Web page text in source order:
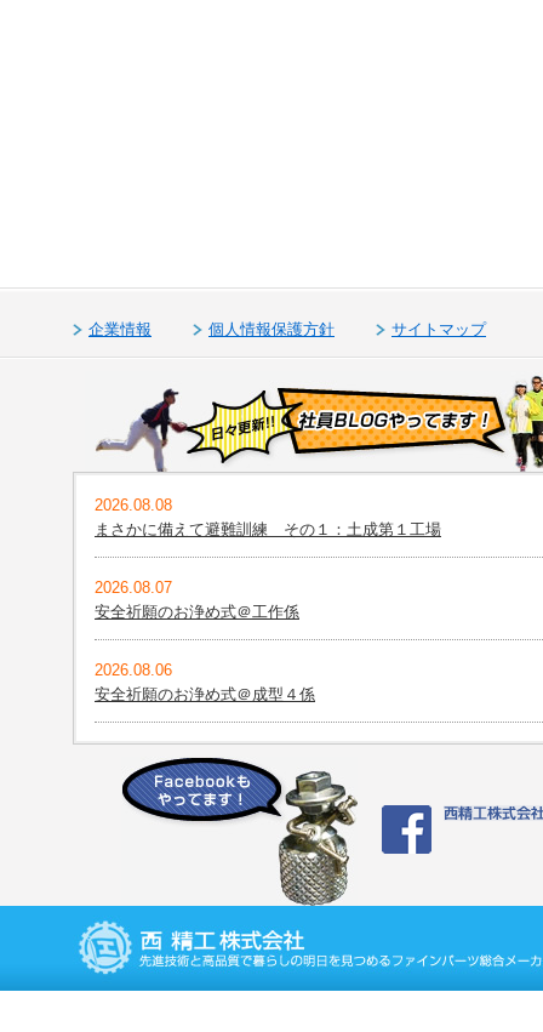
企業情報 個人情報保護方針 サイトマップ
2026.08.08
まさかに備えて避難訓練 その１：土成第１工場
2026.08.07
安全祈願のお浄め式＠工作係
2026.08.06
安全祈願のお浄め式＠成型４係